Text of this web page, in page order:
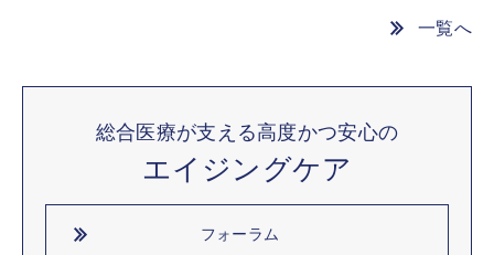
一覧へ
総合医療が支える高度かつ安心の
エイジングケア
フォーラム